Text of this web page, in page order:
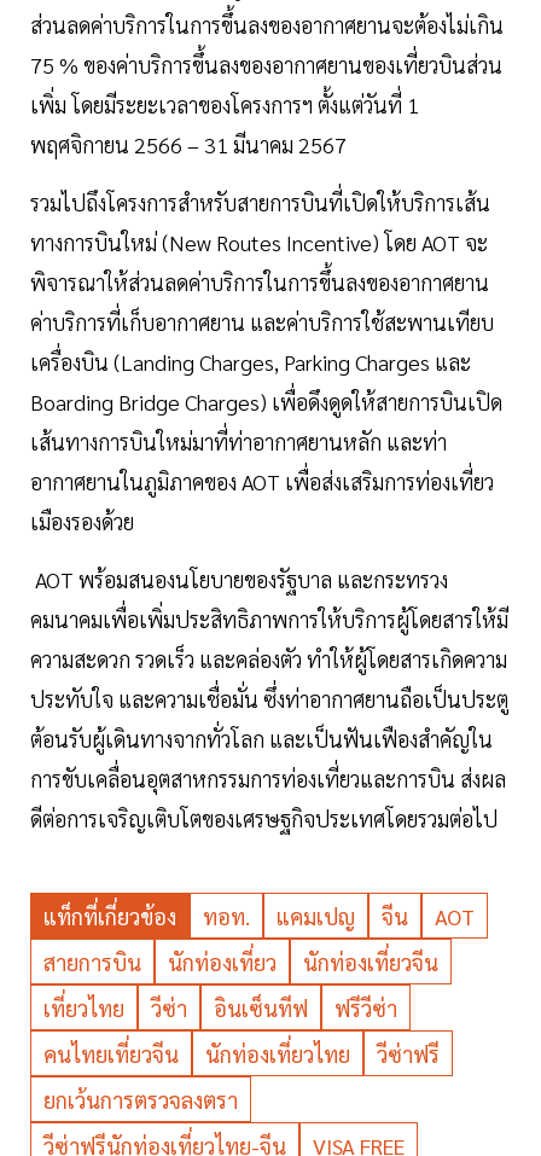
ส่วนลดค่าบริการในการขึ้นลงของอากาศยานจะต้องไม่เกิน
75 % ของค่าบริการขึ้นลงของอากาศยานของเที่ยวบินส่วน
เพิ่ม โดยมีระยะเวลาของโครงการฯ ตั้งแต่วันที่ 1
พฤศจิกายน 2566 – 31 มีนาคม 2567
รวมไปถึงโครงการสำหรับสายการบินที่เปิดให้บริการเส้น
ทางการบินใหม่ (New Routes Incentive) โดย AOT จะ
พิจารณาให้ส่วนลดค่าบริการในการขึ้นลงของอากาศยาน
ค่าบริการที่เก็บอากาศยาน และค่าบริการใช้สะพานเทียบ
เครื่องบิน (Landing Charges, Parking Charges และ
Boarding Bridge Charges) เพื่อดึงดูดให้สายการบินเปิด
เส้นทางการบินใหม่มาที่ท่าอากาศยานหลัก และท่า
อากาศยานในภูมิภาคของ AOT เพื่อส่งเสริมการท่องเที่ยว
เมืองรองด้วย
AOT พร้อมสนองนโยบายของรัฐบาล และกระทรวง
คมนาคมเพื่อเพิ่มประสิทธิภาพการให้บริการผู้โดยสารให้มี
ความสะดวก รวดเร็ว และคล่องตัว ทำให้ผู้โดยสารเกิดความ
ประทับใจ และความเชื่อมั่น ซึ่งท่าอากาศยานถือเป็นประตู
ต้อนรับผู้เดินทางจากทั่วโลก และเป็นฟันเฟืองสำคัญใน
การขับเคลื่อนอุตสาหกรรมการท่องเที่ยวและการบิน ส่งผล
ดีต่อการเจริญเติบโตของเศรษฐกิจประเทศโดยรวมต่อไป
แท็กที่เกี่ยวข้อง ทอท. แคมเปญ จีน
AOT
สายการบิน
นักท่องเที่ยว
นักท่องเที่ยวจีน
เที่ยวไทย
วีซ่า อินเซ็นทีฟ
ฟรีวีซ่า
คนไทยเที่ยวจีน
นักท่องเที่ยวไทย
วีซ่าฟรี
ยกเว้นการตรวจลงตรา
วีซ่าฟรีนักท่องเที่ยวไทย-จีน
VISA FREE